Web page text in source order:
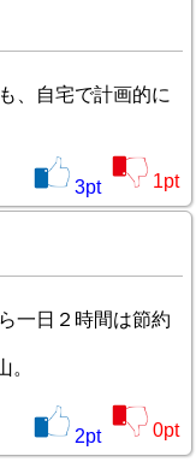
、自宅で計画的に
3pt 1pt
一日２時間は節約
。
2pt 0pt